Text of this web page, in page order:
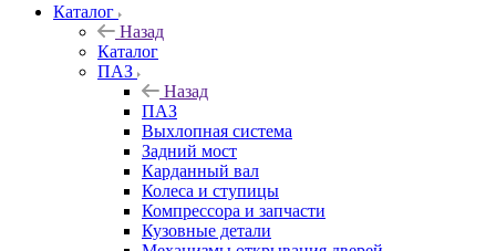
Каталог
Назад
Каталог
ПАЗ
Назад
ПАЗ
Выхлопная система
Задний мост
Карданный вал
Колеса и ступицы
Компрессора и запчасти
Кузовные детали